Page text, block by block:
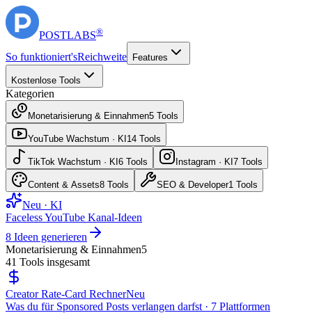
POSTLABS®
So funktioniert'sReichweite Features
Kostenlose Tools
Kategorien
Monetarisierung & Einnahmen5 Tools
YouTube Wachstum · KI 14 Tools
TikTok Wachstum · KI 6 Tools Instagram · KI 7 Tools
Content & Assets8 Tools SEO & Developer1 Tools
Neu · KI
Faceless YouTube Kanal-Ideen
8 Ideen generieren
Monetarisierung & Einnahmen5
41 Tools insgesamt
Creator Rate-Card RechnerNeu
Was du für Sponsored Posts verlangen darfst · 7 Plattformen